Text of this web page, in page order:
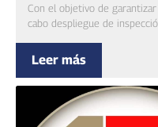
Con el objetivo de
cabo despliegue de
Leer más